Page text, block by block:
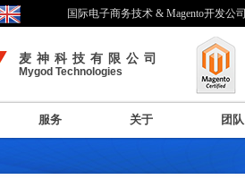
国际电子商务技术 & Magento开发公司
麦神科技有限公司
Mygod Technologies
服务 关于 团队